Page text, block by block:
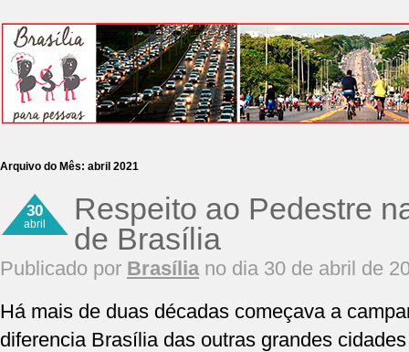
Arquivo do Mês: abril 2021
30
abril
Respeito ao Pedestre
de Brasília
Publicado por Brasíliano dia 30 de abril de
Há mais de duas décadas começava a
diferencia Brasília das outras grandes